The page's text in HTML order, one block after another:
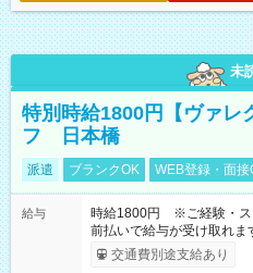
未
特別時給1800円【ヴァレ
フ 日本橋
派遣 ブランクOK WEB登録・面接
給与
時給1800円 ※ご経験・ス
前払いで給与が受け取れま
交通費別途支給あり